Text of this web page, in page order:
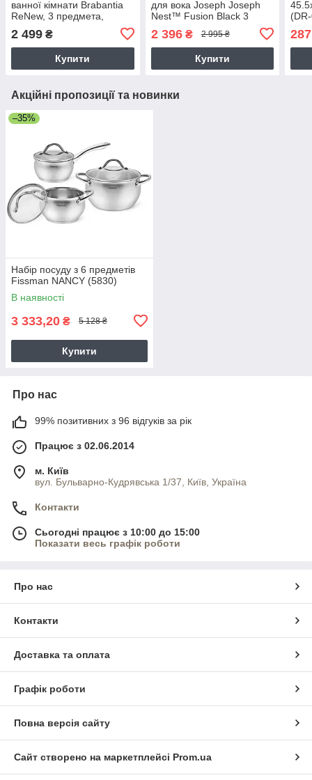
ванної кімнати Brabantia
ReNew, 3 предмета,
2 499 ₴
Купити
для вока Joseph Joseph
Nest™ Fusion Black 3
2 396₴ 2 995 ₴
Купити
287
Акційні пропозиції та новинки
–35%
Набір посуду з 6 предметів
Fissman NANCY (5830)
В наявності
3 333,20 ₴ 5 128 ₴
Купити
Про нас
99% позитивних з 96 відгуків за рік
Працює з 02.06.2014
м. Київ
вул. Бульварно-Кудрявська 1/37, Київ, Україна
Контакти
Сьогодні працює з 10:00 до 15:00
Показати весь графік роботи
Про нас
Контакти
Доставка та оплата
Графік роботи
Повна версія сайту
Сайт створено на маркетплейсі Prom.ua